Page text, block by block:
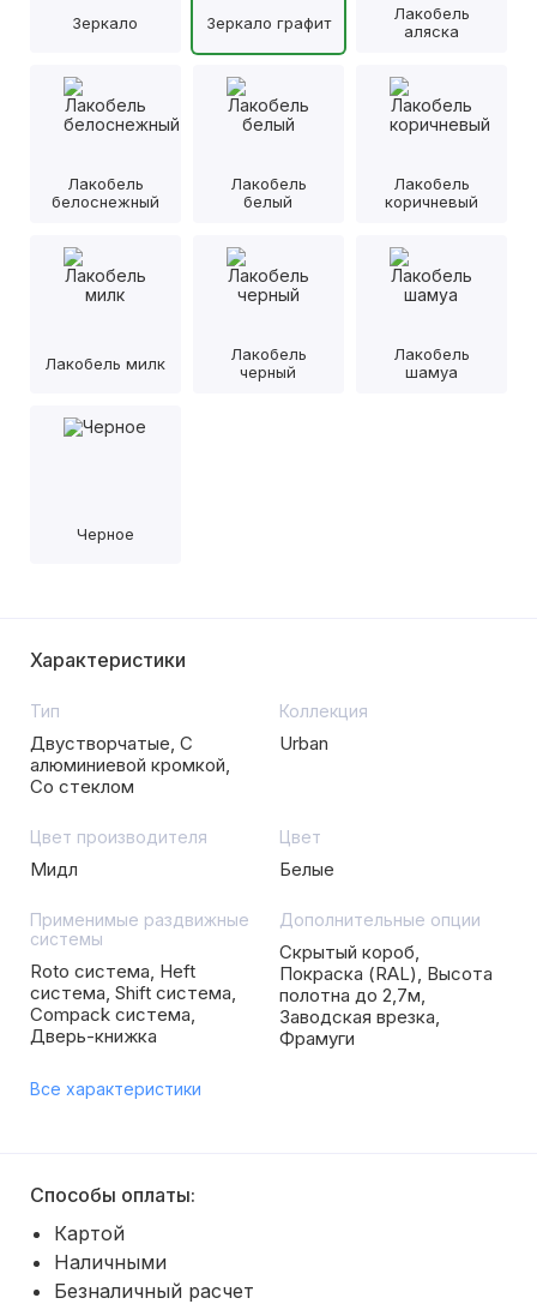
Зеркало Зеркало графит
Лакобель
аляска
Лакобель
белоснежный
Лакобель
белый
Лакобель
коричневый
Лакобель милк
Лакобель
черный
Лакобель
шамуа
Черное
Характеристики
Тип
Двустворчатые, С
алюминиевой кромкой,
Со стеклом
Коллекция
Urban
Цвет производителя
Мидл
Цвет
Белые
Применимые раздвижные
системы
Roto система, Heft
система, Shift система,
Compack система,
Дверь-книжка
Дополнительные опции
Скрытый короб,
Покраска (RAL), Высота
полотна до 2,7м,
Заводская врезка,
Фрамуги
Все характеристики
Способы оплаты:
Картой
Наличными
Безналичный расчет